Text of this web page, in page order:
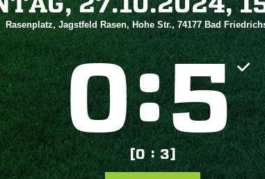
Rasenplatz, Jagstfeld Rasen, Hohe Str., 74177 Bad
:
[0 : 3]